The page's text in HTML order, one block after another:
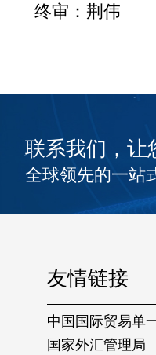
终审：荆伟
联系我们，让
全球领先的一站
友情链接
中国国际贸易单
国家外汇管理局